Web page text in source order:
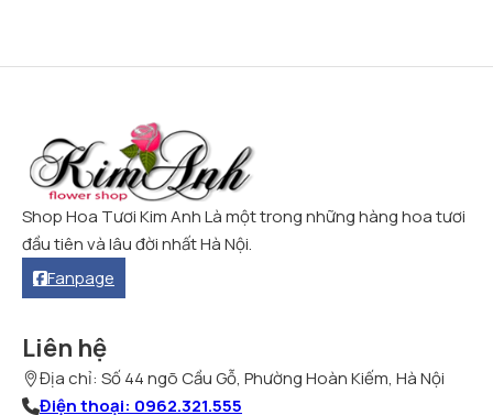
Shop Hoa Tươi Kim Anh Là một trong những hàng hoa tươi
đầu tiên và lâu đời nhất Hà Nội.
Fanpage
Liên hệ
Địa chỉ: Số 44 ngõ Cầu Gỗ, Phường Hoàn Kiếm, Hà Nội
Điện thoại: 0962.321.555